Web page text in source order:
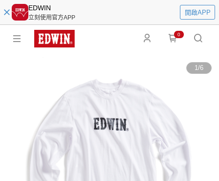
EDWIN
立刻使用官方APP
開啟APP
0
1/6